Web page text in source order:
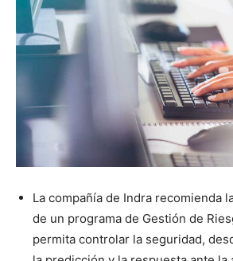
La compañía de Indra recomienda
de un programa de Gestión de
permita controlar la seguridad,